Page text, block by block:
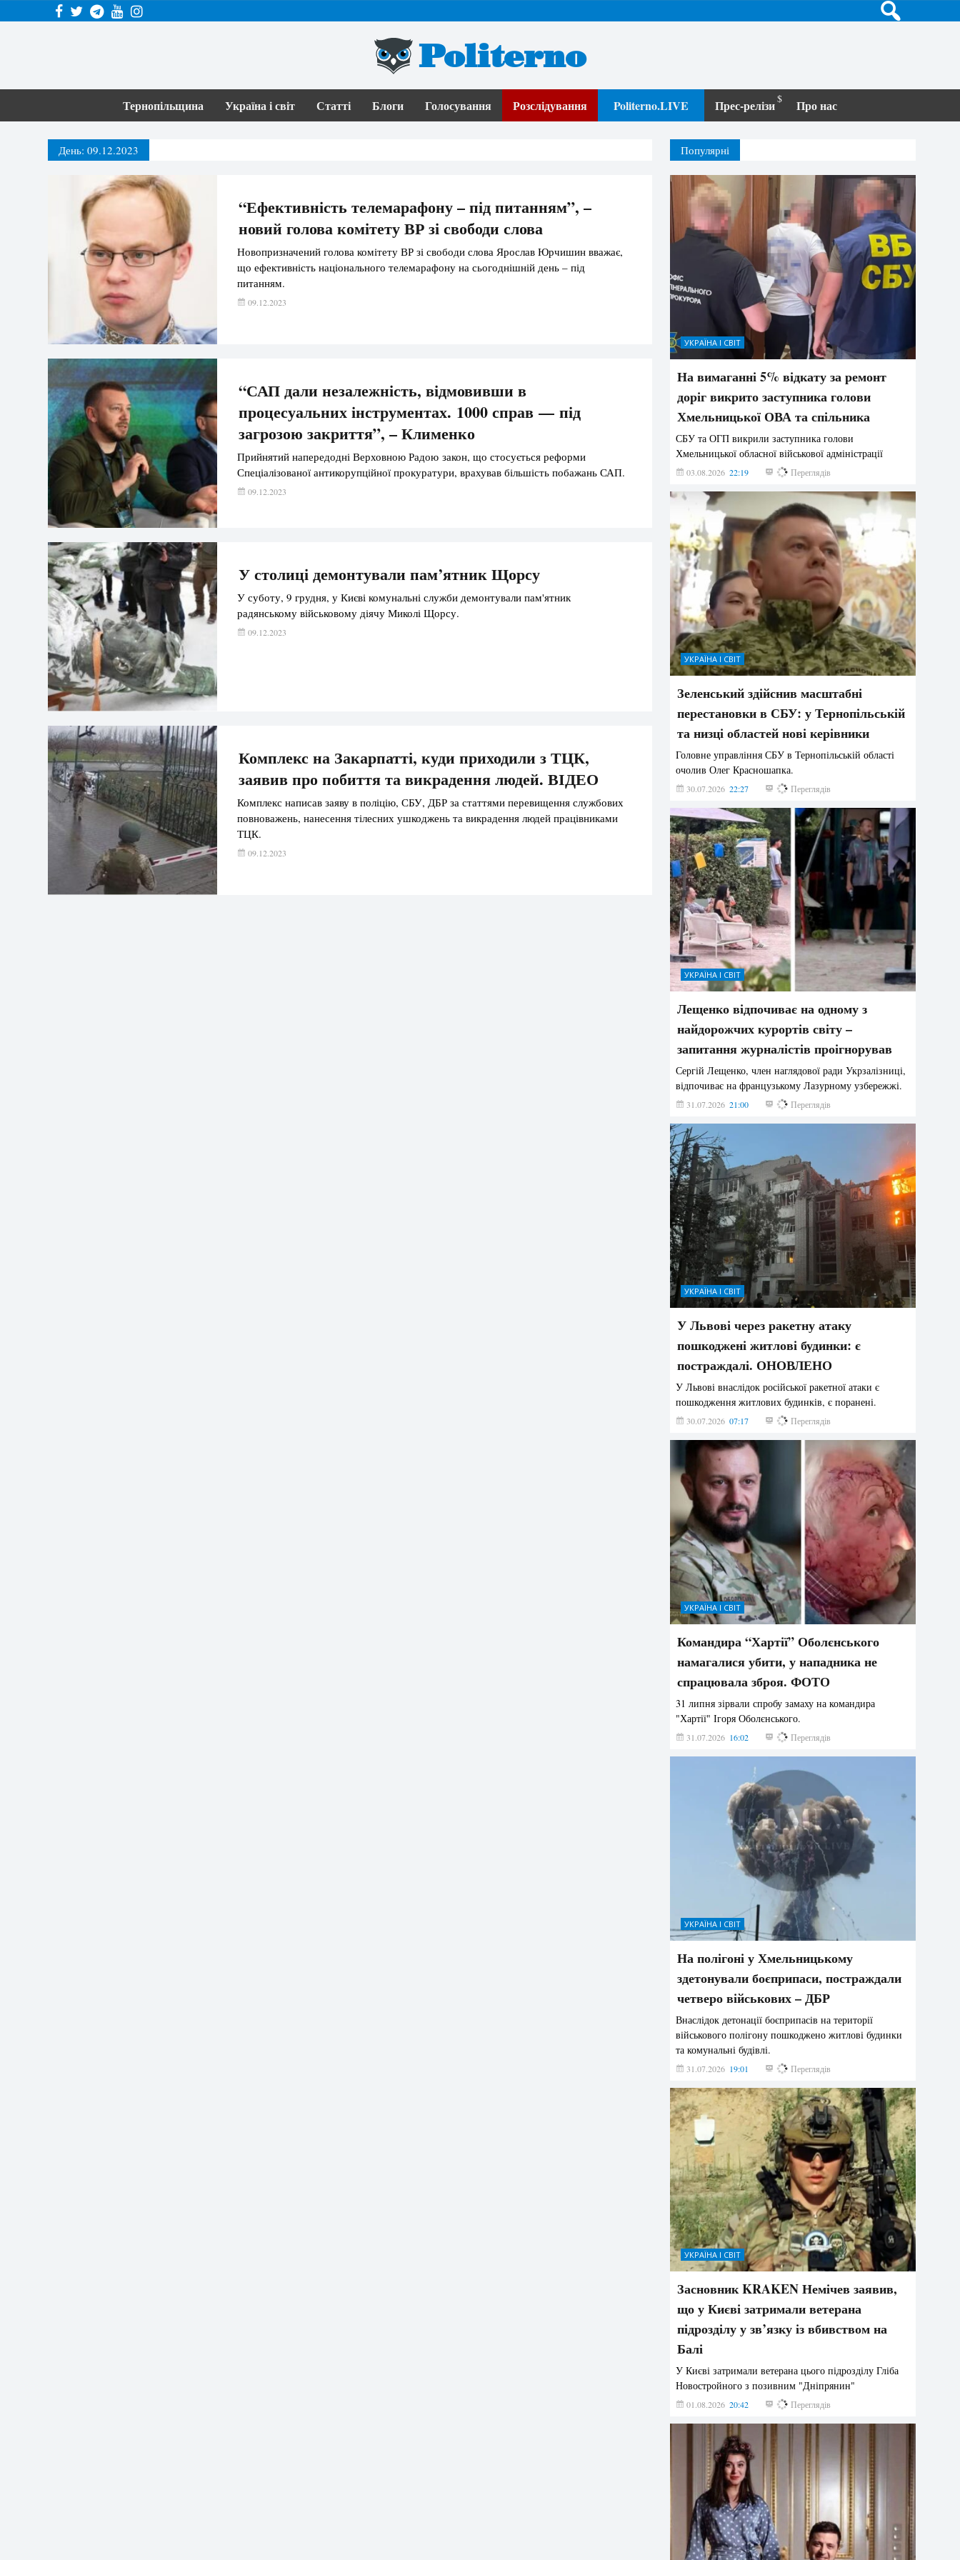
Politerno
Тернопільщина Україна і світ Статті Блоги Голосування Розслідування Politerno.LIVE Прес-релізи Про нас
День: 09.12.2023
“Ефективність телемарафону – під питанням”, –
новий голова комітету ВР зі свободи слова
Новопризначений голова комітету ВР зі свободи слова Ярослав Юрчишин вважає,
що ефективність національного телемарафону на сьогоднішній день – під
питанням.
09.12.2023
“САП дали незалежність, відмовивши в
процесуальних інструментах. 1000 справ — під
загрозою закриття”, – Клименко
Прийнятий напередодні Верховною Радою закон, що стосується реформи
Спеціалізованої антикорупційної прокуратури, врахував більшість побажань САП.
09.12.2023
У столиці демонтували пам’ятник Щорсу
У суботу, 9 грудня, у Києві комунальні служби демонтували пам'ятник
радянському військовому діячу Миколі Щорсу.
09.12.2023
Комплекс на Закарпатті, куди приходили з ТЦК,
заявив про побиття та викрадення людей. ВІДЕО
Комплекс написав заяву в поліцію, СБУ, ДБР за статтями перевищення службових
повноважень, нанесення тілесних ушкоджень та викрадення людей працівниками
ТЦК.
09.12.2023
Популярні
УКРАЇНА І СВІТ
На вимаганні 5% відкату за ремонт
доріг викрито заступника голови
Хмельницької ОВА та спільника
СБУ та ОГП викрили заступника голови
Хмельницької обласної військової адміністрації
03.08.2026 22:19 829 Переглядів
УКРАЇНА І СВІТ
Зеленський здійснив масштабні
перестановки в СБУ: у Тернопільській
та низці областей нові керівники
Головне управління СБУ в Тернопільській області
очолив Олег Красношапка.
30.07.2026 22:27 616 Переглядів
УКРАЇНА І СВІТ
Лещенко відпочиває на одному з
найдорожчих курортів світу –
запитання журналістів проігнорував
Сергій Лещенко, член наглядової ради Укрзалізниці,
відпочиває на французькому Лазурному узбережжі.
31.07.2026 21:00 196 Переглядів
УКРАЇНА І СВІТ
У Львові через ракетну атаку
пошкоджені житлові будинки: є
постраждалі. ОНОВЛЕНО
У Львові внаслідок російської ракетної атаки є
пошкодження житлових будинків, є поранені.
30.07.2026 07:17 179 Переглядів
УКРАЇНА І СВІТ
Командира “Хартії” Оболєнського
намагалися убити, у нападника не
спрацювала зброя. ФОТО
31 липня зірвали спробу замаху на командира
"Хартії" Ігоря Оболєнського.
31.07.2026 16:02 178 Переглядів
УКРАЇНА І СВІТ
На полігоні у Хмельницькому
здетонували боєприпаси, постраждали
четверо військових – ДБР
Внаслідок детонації боєприпасів на території
військового полігону пошкоджено житлові будинки
та комунальні будівлі.
31.07.2026 19:01 175 Переглядів
УКРАЇНА І СВІТ
Засновник KRAKEN Немічев заявив,
що у Києві затримали ветерана
підрозділу у зв’язку із вбивством на
Балі
У Києві затримали ветерана цього підрозділу Гліба
Новостройного з позивним "Дніпрянин"
01.08.2026 20:42 166 Переглядів